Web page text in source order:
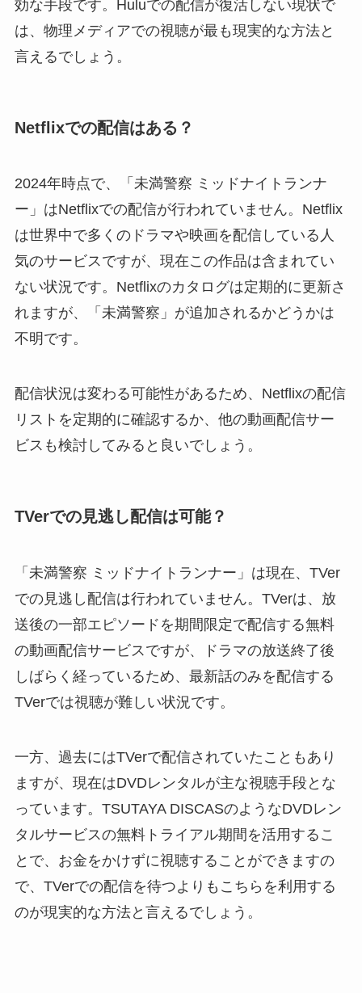
効な手段です。Huluでの配信が復活しない現状で
は、物理メディアでの視聴が最も現実的な方法と
言えるでしょう。
Netflixでの配信はある？
2024年時点で、「未満警察 ミッドナイトランナ
ー」はNetflixでの配信が行われていません。Netflix
は世界中で多くのドラマや映画を配信している人
気のサービスですが、現在この作品は含まれてい
ない状況です。Netflixのカタログは定期的に更新さ
れますが、「未満警察」が追加されるかどうかは
不明です。
配信状況は変わる可能性があるため、Netflixの配信
リストを定期的に確認するか、他の動画配信サー
ビスも検討してみると良いでしょう。
TVerでの見逃し配信は可能？
「未満警察 ミッドナイトランナー」は現在、TVer
での見逃し配信は行われていません。TVerは、放
送後の一部エピソードを期間限定で配信する無料
の動画配信サービスですが、ドラマの放送終了後
しばらく経っているため、最新話のみを配信する
TVerでは視聴が難しい状況です。
一方、過去にはTVerで配信されていたこともあり
ますが、現在はDVDレンタルが主な視聴手段とな
っています。TSUTAYA DISCASのようなDVDレン
タルサービスの無料トライアル期間を活用するこ
とで、お金をかけずに視聴することができますの
で、TVerでの配信を待つよりもこちらを利用する
のが現実的な方法と言えるでしょう。